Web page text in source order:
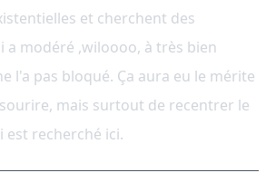
et cherchent des
a modéré ,wiloooo, à très bien
l'a pas bloqué. Ça aura eu le mérite
mais surtout de recentrer le
est recherché ici.